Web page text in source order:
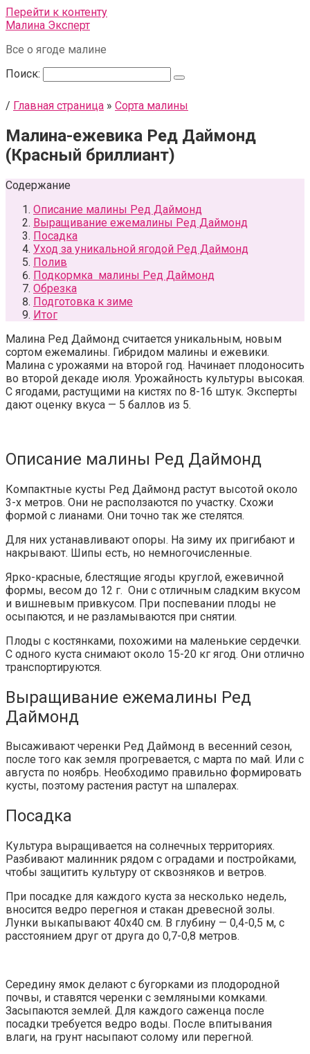
Перейти к контенту
Малина Эксперт
Все о ягоде малине
Поиск:
/ Главная страница » Сорта малины
Малина-ежевика Ред Даймонд
(Красный бриллиант)
Содержание
Описание малины Ред Даймонд
Выращивание ежемалины Ред Даймонд
Посадка
Уход за уникальной ягодой Ред Даймонд
Полив
Подкормка малины Ред Даймонд
Обрезка
Подготовка к зиме
Итог
Малина Ред Даймонд считается уникальным, новым
сортом ежемалины. Гибридом малины и ежевики.
Малина с урожаями на второй год. Начинает плодоносить
во второй декаде июля. Урожайность культуры высокая.
С ягодами, растущими на кистях по 8-16 штук. Эксперты
дают оценку вкуса — 5 баллов из 5.
Описание малины Ред Даймонд
Компактные кусты Ред Даймонд растут высотой около
3-х метров. Они не расползаются по участку. Схожи
формой с лианами. Они точно так же стелятся.
Для них устанавливают опоры. На зиму их пригибают и
накрывают. Шипы есть, но немногочисленные.
Ярко-красные, блестящие ягоды круглой, ежевичной
формы, весом до 12 г. Они с отличным сладким вкусом
и вишневым привкусом. При поспевании плоды не
осыпаются, и не разламываются при снятии.
Плоды с костянками, похожими на маленькие сердечки.
С одного куста снимают около 15-20 кг ягод. Они отлично
транспортируются.
Выращивание ежемалины Ред
Даймонд
Высаживают черенки Ред Даймонд в весенний сезон,
после того как земля прогревается, с марта по май. Или с
августа по ноябрь. Необходимо правильно формировать
кусты, поэтому растения растут на шпалерах.
Посадка
Культура выращивается на солнечных территориях.
Разбивают малинник рядом с оградами и постройками,
чтобы защитить культуру от сквозняков и ветров.
При посадке для каждого куста за несколько недель,
вносится ведро перегноя и стакан древесной золы.
Лунки выкапывают 40х40 см. В глубину — 0,4-0,5 м, с
расстоянием друг от друга до 0,7-0,8 метров.
Середину ямок делают с бугорками из плодородной
почвы, и ставятся черенки с земляными комками.
Засыпаются землей. Для каждого саженца после
посадки требуется ведро воды. После впитывания
влаги, на грунт насыпают солому или перегной.